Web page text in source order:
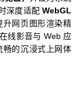
深度适配 WebGL
升网页图形渲染精
线影音与 Web 应
畅的沉浸式上网体